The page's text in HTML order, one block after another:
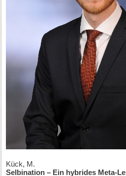
Kück, M.
Selbination – Ein hybrides Meta-